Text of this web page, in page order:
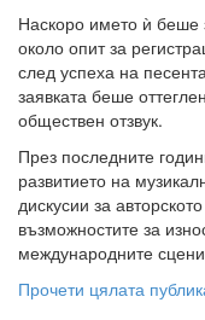
Наскоро името ѝ беше
около опит за
след успеха на
заявката беше
обществен отзвук.
През последните
развитието на
дискусии за
възможностите за
международните
Прочети цялата